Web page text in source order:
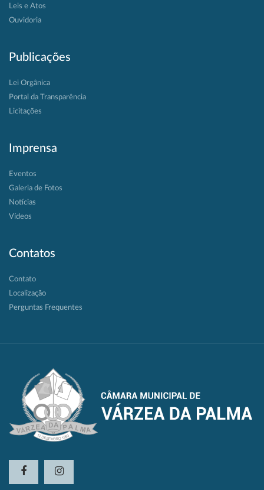
Leis e Atos
Ouvidoria
Publicações
Lei Orgânica
Portal da Transparência
Licitações
Imprensa
Eventos
Galeria de Fotos
Notícias
Vídeos
Contatos
Contato
Localização
Perguntas Frequentes